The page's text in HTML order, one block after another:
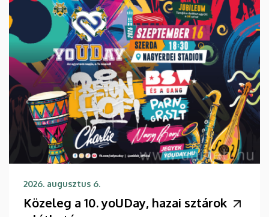
2026. augusztus 6.
Közeleg a 10. yoUDay, hazai sztárok